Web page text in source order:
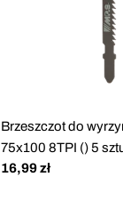
Brzeszczot do
75x100 8TPI () 5
Cena
16,99 zł